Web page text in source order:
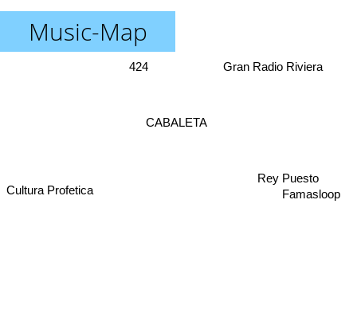
Music-Map
CABALETA
Famasloop
424 Gran Radio Riviera
Cultura Profetica